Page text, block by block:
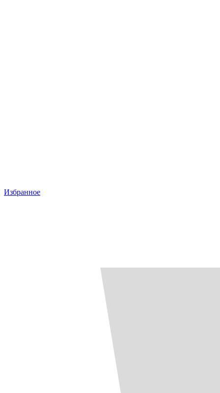
Избранное